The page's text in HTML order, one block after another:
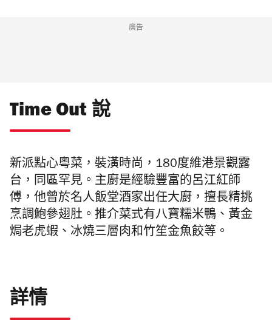
廣告
Time Out 說
新派點心粵菜，裝潢時尚，180度維港景觀露
台，同區罕見。主廚是經驗豐富的呂江紅師
傅，他曾於名人飯堂酒家出任大廚，擅長精挑
烹調鮑參翅肚。推介菜式有八寶糯米鴨、黃金
焗老虎蝦、冰燒三層肉和竹笙金魚餃等。
詳情